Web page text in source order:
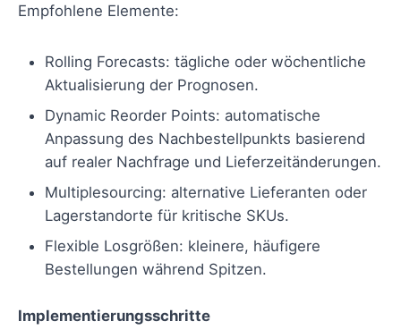
Empfohlene Elemente:
Rolling Forecasts: tägliche oder wöchentliche
Aktualisierung der Prognosen.
Dynamic Reorder Points: automatische
Anpassung des Nachbestellpunkts basierend
auf realer Nachfrage und Lieferzeitänderungen.
Multiplesourcing: alternative Lieferanten oder
Lagerstandorte für kritische SKUs.
Flexible Losgrößen: kleinere, häufigere
Bestellungen während Spitzen.
Implementierungsschritte